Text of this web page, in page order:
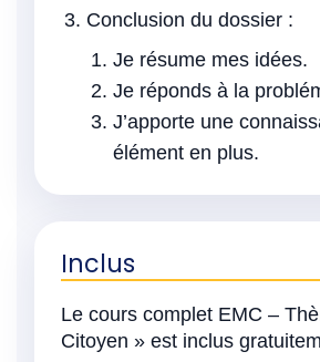
Conclusion du dossier :
Je résume mes idées.
Je réponds à la
J’apporte une
élément en plus.
Inclus
Le cours complet EMC –
Citoyen » est inclus